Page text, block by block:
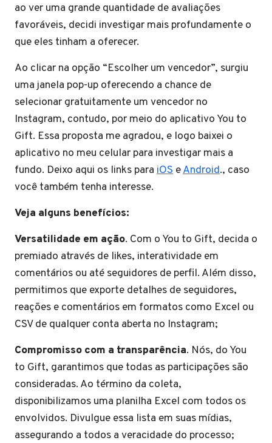
ao ver uma grande quantidade de avaliações
favoráveis, decidi investigar mais profundamente o
que eles tinham a oferecer.
Ao clicar na opção “Escolher um vencedor”, surgiu
uma janela pop-up oferecendo a chance de
selecionar gratuitamente um vencedor no
Instagram, contudo, por meio do aplicativo You to
Gift. Essa proposta me agradou, e logo baixei o
aplicativo no meu celular para investigar mais a
fundo. Deixo aqui os links para iOS eAndroid., caso
você também tenha interesse.
Veja alguns benefícios:
Versatilidade em ação. Com o You to Gift, decida o
premiado através de likes, interatividade em
comentários ou até seguidores de perfil. Além disso,
permitimos que exporte detalhes de seguidores,
reações e comentários em formatos como Excel ou
CSV de qualquer conta aberta no Instagram;
Compromisso com a transparência. Nós, do You
to Gift, garantimos que todas as participações são
consideradas. Ao término da coleta,
disponibilizamos uma planilha Excel com todos os
envolvidos. Divulgue essa lista em suas mídias,
assegurando a todos a veracidade do processo;